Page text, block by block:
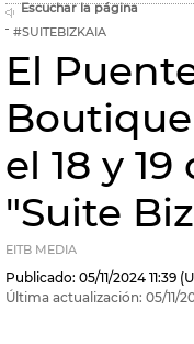
Escuchar la página
#SUITEBIZKAIA
El
el 18 y
"Suite
EITB MEDIA
Publicado: 05/11/2024 11:39
Última actualización: 05/11/